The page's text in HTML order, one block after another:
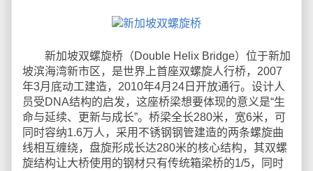
新加坡双螺旋桥（Double Helix Bridge）位于新加
坡滨海湾新市区，是世界上首座双螺旋人行桥，2007
年3月底动工建造，2010年4月24日开放通行。设计人
员受DNA结构的启发，这座桥梁想要体现的意义是“生
命与延续、更新与成长”。桥梁全长280米，宽6米，可
同时容纳1.6万人，采用不锈钢钢管建造的两条螺旋曲
线相互缠绕，盘旋形成长达280米的核心结构，其双螺
旋结构让大桥使用的钢材只有传统箱梁桥的1/5，同时